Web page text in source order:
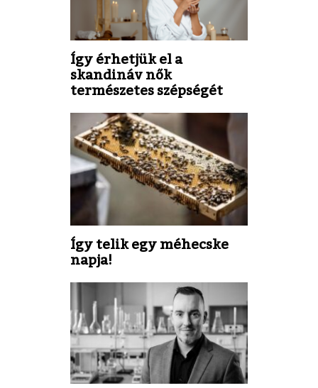
Így érhetjük el a
skandináv nők
természetes szépségét
Így telik egy méhecske
napja!